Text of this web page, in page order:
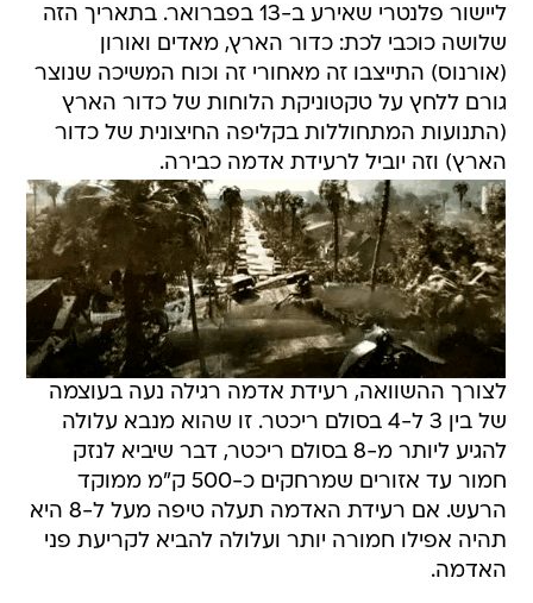
ליישור פלנטרי שאירע ב-13 בפברואר. בתאריך הזה
שלושה כוכבי לכת: כדור הארץ, מאדים ואורון
(אורנוס) התייצבו זה מאחורי זה וכוח המשיכה שנוצר
גורם ללחץ על טקטוניקת הלוחות של כדור הארץ
(התנועות המתחוללות בקליפה החיצונית של כדור
הארץ) וזה יוביל לרעידת אדמה כבירה.
לצורך ההשוואה, רעידת אדמה רגילה נעה בעוצמה
של בין 3 ל-4 בסולם ריכטר. זו שהוא מנבא עלולה
להגיע ליותר מ-8 בסולם ריכטר, דבר שיביא לנזק
חמור עד אזורים שמרחקים כ-500 ק"מ ממוקד
הרעש. אם רעידת האדמה תעלה טיפה מעל ל-8 היא
תהיה אפילו חמורה יותר ועלולה להביא לקריעת פני
האדמה.